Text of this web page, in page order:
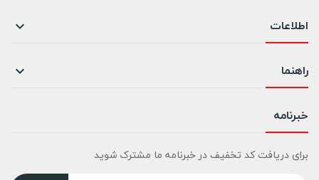
اطلاعات 
راهنما 
خبرنامه
برای دریافت کد تخفیف در خبرنامه ما مشترک شوید